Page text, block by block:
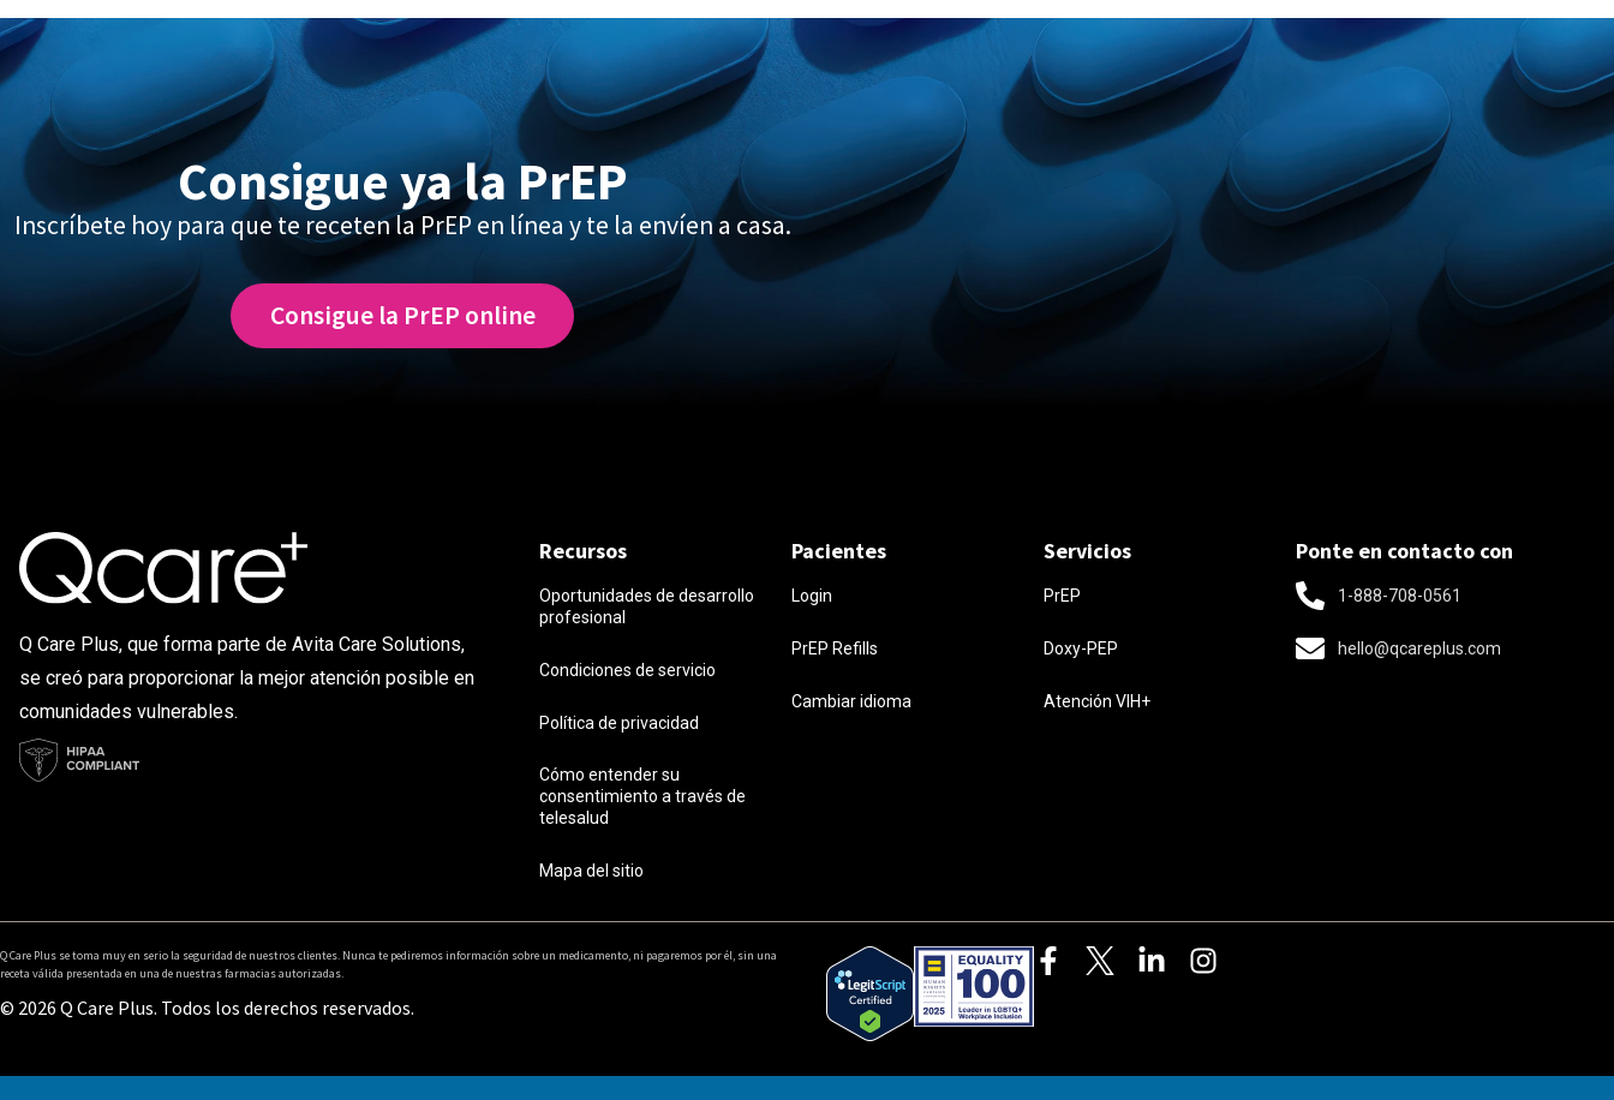
Consigue ya la PrEP
Inscríbete hoy para que te receten la PrEP en línea y te la envíen a casa.
Consigue la PrEP online
Q Care Plus, que forma parte de Avita Care Solutions,
se creó para proporcionar la mejor atención posible en
comunidades vulnerables.
Recursos
Oportunidades de desarrollo
profesional
Condiciones de servicio
Política de privacidad
Cómo entender su
consentimiento a través de
telesalud
Mapa del sitio
Pacientes
Login
PrEP Refills
Cambiar idioma
Servicios
PrEP
Doxy-PEP
Atención VIH+
Ponte en contacto con
1-888-708-0561
hello@qcareplus.com
Q Care Plus se toma muy en serio la seguridad de nuestros clientes. Nunca te pediremos información sobre un medicamento, ni pagaremos por él, sin una
receta válida presentada en una de nuestras farmacias autorizadas.
© 2026 Q Care Plus. Todos los derechos reservados.